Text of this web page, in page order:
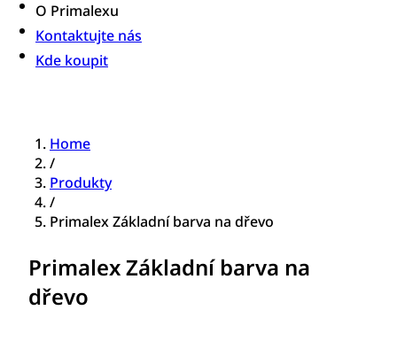
O Primalexu
Kontaktujte nás
Kde koupit
Home
/
Produkty
/
Primalex Základní barva na dřevo
Primalex Základní barva na
dřevo